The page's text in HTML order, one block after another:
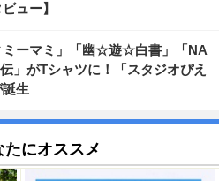
ュー】
ミーマミ」「幽☆遊☆白書」「NA
」がTシャツに！「スタジオぴえ
生
たにオススメ